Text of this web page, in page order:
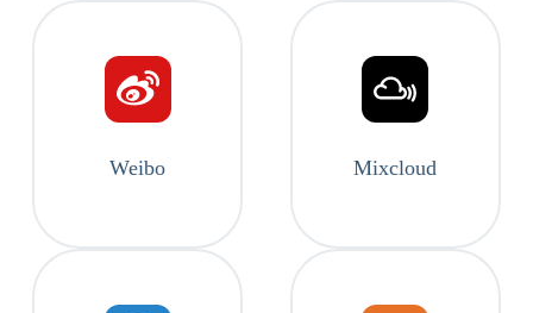
Weibo Mixcloud